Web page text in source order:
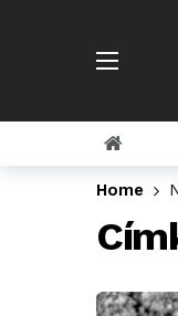
Home